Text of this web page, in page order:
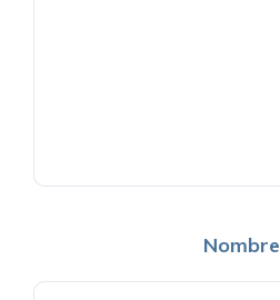
Nombre